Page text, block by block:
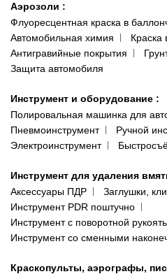
Аэрозоли :
Флуоресцентная краска в
Автомобильная химия
Краска
Антигравийные покрытия
Защита автомобиля
Инструмент и оборудование :
Полировальная машинка для
Пневмоинструмент
Ручной
Электроинструмент
Инструмент для удаления
Аксессуары ПДР
Заглушки,
Инструмент PDR поштучно
Инструмент с поворотной
Инструмент со сменными
Краскопульты, аэрографы,